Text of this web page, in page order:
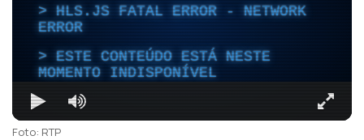
HLS.JS FATAL ERROR - NETWORK
ERROR
ESTE CONTEÚDO ESTÁ NESTE
MOMENTO INDISPONÍVEL
Foto: RTP